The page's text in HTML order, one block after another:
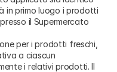
in primo luogo i prodotti
il Supermercato
per i prodotti freschi,
a ciascun
i relativi prodotti. Il